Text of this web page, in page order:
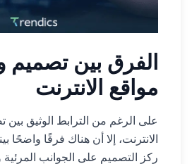
الفرق بين تصميم
مواقع الانترنت
على الرغم من الترابط الوثيق بين
الانترنت، إلا أن هناك فرقًا واضحًا
ركز التصميم على الجوانب المرئية